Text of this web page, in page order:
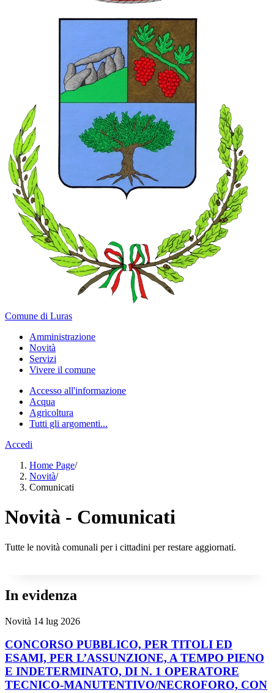
Comune di Luras
Amministrazione
Novità
Servizi
Vivere il comune
Accesso all'informazione
Acqua
Agricoltura
Tutti gli argomenti...
Accedi
Home Page/
Novità/
Comunicati
Novità - Comunicati
Tutte le novità comunali per i cittadini per restare aggiornati.
In evidenza
Novità 14 lug 2026
CONCORSO PUBBLICO, PER TITOLI ED
ESAMI, PER L’ASSUNZIONE, A TEMPO PIENO
E INDETERMINATO, DI N. 1 OPERATORE
TECNICO-MANUTENTIVO/NECROFORO, CON